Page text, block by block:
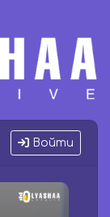
Войти